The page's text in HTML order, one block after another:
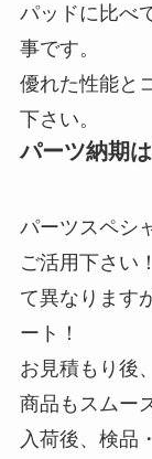
パッドに比べ
事です。
優れた性能と
下さい。
パーツ納期
パーツスペシ
ご活用下さい
て異なります
ート！
お見積もり後
商品もスムー
入荷後、検品